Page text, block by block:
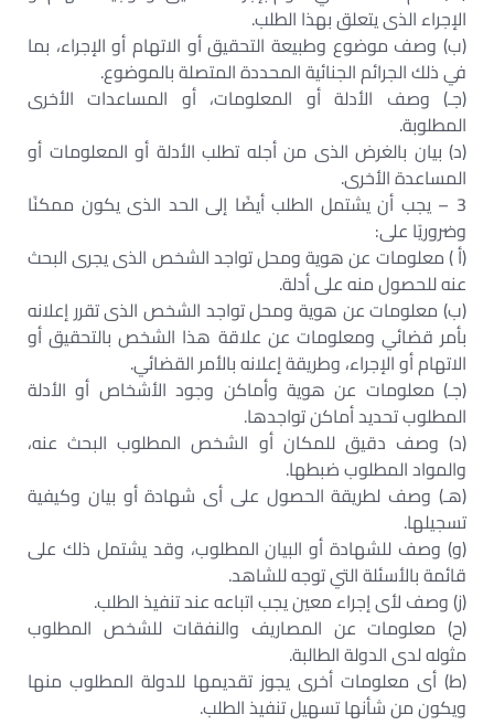
الإجراء الذى يتعلق بهذا الطلب.
(ب) وصف موضوع وطبيعة التحقيق أو الاتهام أو الإجراء، بما
في ذلك الجرائم الجنائية المحددة المتصلة بالموضوع.
(جـ) وصف الأدلة أو المعلومات، أو المساعدات الأخرى
المطلوبة.
(د) بيان بالغرض الذى من أجله تطلب الأدلة أو المعلومات أو
المساعدة الأخرى.
3 – يجب أن يشتمل الطلب أيضًا إلى الحد الذى يكون ممكنًا
وضروريًا على:
(أ ) معلومات عن هوية ومحل تواجد الشخص الذى يجرى البحث
عنه للحصول منه على أدلة.
(ب) معلومات عن هوية ومحل تواجد الشخص الذى تقرر إعلانه
بأمر قضائي ومعلومات عن علاقة هذا الشخص بالتحقيق أو
الاتهام أو الإجراء، وطريقة إعلانه بالأمر القضائي.
(جـ) معلومات عن هوية وأماكن وجود الأشخاص أو الأدلة
المطلوب تحديد أماكن تواجدها.
(د) وصف دقيق للمكان أو الشخص المطلوب البحث عنه،
والمواد المطلوب ضبطها.
(هـ) وصف لطريقة الحصول على أى شهادة أو بيان وكيفية
تسجيلها.
(و) وصف للشهادة أو البيان المطلوب، وقد يشتمل ذلك على
قائمة بالأسئلة التي توجه للشاهد.
(ز) وصف لأى إجراء معين يجب اتباعه عند تنفيذ الطلب.
(ح) معلومات عن المصاريف والنفقات للشخص المطلوب
مثوله لدى الدولة الطالبة.
(ط) أى معلومات أخرى يجوز تقديمها للدولة المطلوب منها
ويكون من شأنها تسهيل تنفيذ الطلب.